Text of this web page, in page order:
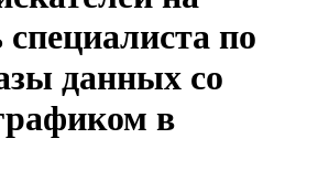
по
данных со
в